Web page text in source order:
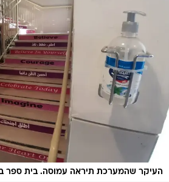
העיקר שהמערכת תיראה עמוסה. בית ספר